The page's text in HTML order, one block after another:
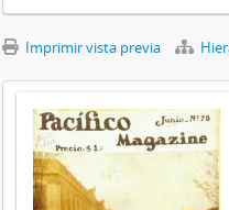
Imprimir vista previa